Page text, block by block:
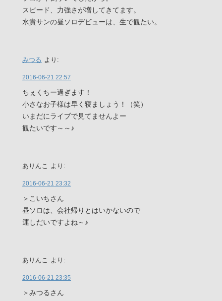
スピード、力強さが増してきてます。
水貴サンの昼ソロデビューは、生で観たい。
みつる より:
2016-06-21 22:57
ちぇくちー過ぎます！
小さなお子様は早く寝ましょう！（笑）
いまだにライブで見てませんよー
観たいです～～♪
ありんこ より:
2016-06-21 23:32
＞こいちさん
昼ソロは、会社帰りとはいかないので
運しだいですよね～♪
ありんこ より:
2016-06-21 23:35
＞みつるさん